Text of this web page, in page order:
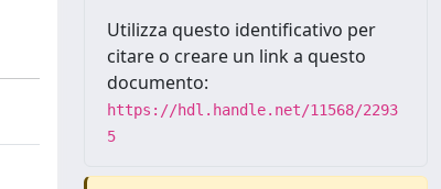
Utilizza questo identificativo per
citare o creare un link a questo
documento:
https://hdl.handle.net/11568/2293
5